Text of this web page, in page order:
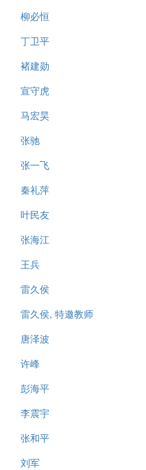
柳必恒
丁卫平
褚建勋
宣守虎
马宏昊
张驰
张一飞
秦礼萍
叶民友
张海江
王兵
雷久侯
雷久侯, 特邀教师
唐泽波
许峰
彭海平
李震宇
张和平
刘军